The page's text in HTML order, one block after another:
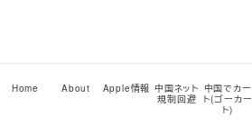
Home About Apple情報 中国ネット
規制回避
中国でカー
ト(ゴーカー
ト)